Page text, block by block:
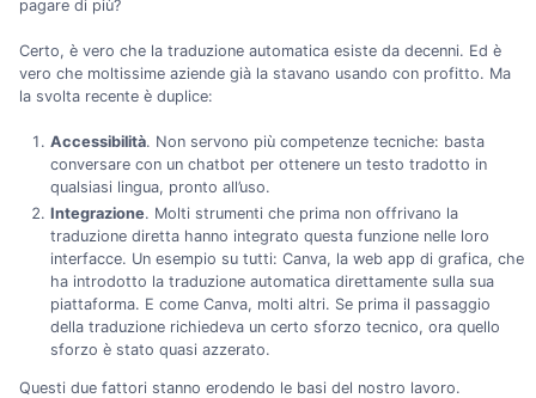
pagare di più?
Certo, è vero che la traduzione automatica esiste da decenni. Ed è
vero che moltissime aziende già la stavano usando con profitto. Ma
la svolta recente è duplice:
Accessibilità. Non servono più competenze tecniche: basta
conversare con un chatbot per ottenere un testo tradotto in
qualsiasi lingua, pronto all’uso.
Integrazione. Molti strumenti che prima non offrivano la
traduzione diretta hanno integrato questa funzione nelle loro
interfacce. Un esempio su tutti: Canva, la web app di grafica, che
ha introdotto la traduzione automatica direttamente sulla sua
piattaforma. E come Canva, molti altri. Se prima il passaggio
della traduzione richiedeva un certo sforzo tecnico, ora quello
sforzo è stato quasi azzerato.
Questi due fattori stanno erodendo le basi del nostro lavoro.